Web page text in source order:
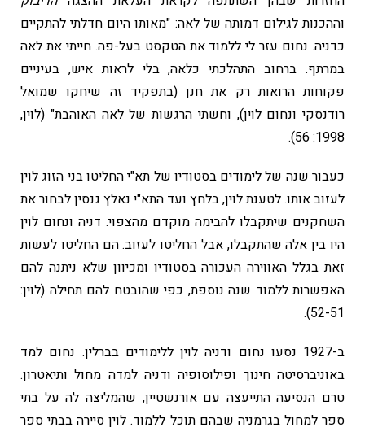
וההכנות לגילום דמותה של לאה: "מאותו היום חדלתי להתקיים
כדניה. נחום עזר לי ללמוד את הטקסט בעל-פה. חייתי את לאה
במרתף. ברחוב התהלכתי כלאה, בלי לראות איש, בעיניים
פקוחות הרואות רק את חנן (בתפקיד זה שיחקו שמואל
רודנסקי ונחום לוין), וחשתי הרגשות של לאה האוהבת" (לוין,
1998: 56).
כעבור שנה של לימודים בסטודיו של תא"י החליטו בני הזוג לוין
לעזוב אותו. לטענת לוין, בלחץ ועד התא"י נאלץ גנסין לבחור את
השחקנים שיתקבלו להבימה מוקדם מהצפוי. דניה ונחום לוין
היו בין אלה שהתקבלו, אבל החליטו לעזוב. הם החליטו לעשות
זאת בגלל האווירה העכורה בסטודיו ומכיוון שלא ניתנה להם
האפשרות ללמוד שנה נוספת, כפי שהובטח להם תחילה (לוין:
52-51).
ב-1927 נסעו נחום ודניה לוין ללימודים בברלין. נחום למד
באוניברסיטה חינוך ופילוסופיה ודניה למדה מחול ותיאטרון.
טרם הנסיעה התייעצה עם אורנשטיין, שהמליצה לה על בתי
ספר למחול בגרמניה שבהם תוכל ללמוד. לוין סיירה בבתי ספר